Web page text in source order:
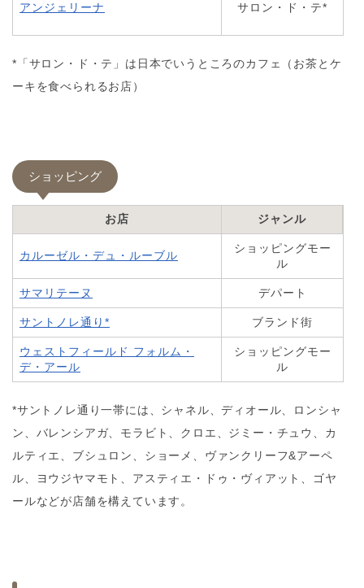
アンジェリーナ サロン・ド・テ*
*「サロン・ド・テ」は日本でいうところのカフェ（お茶とケ
ーキを食べられるお店）
ショッピング
お店 ジャンル
カルーゼル・デュ・ルーブル
ショッピングモー
ル
サマリテーヌ デパート
サントノレ通り* ブランド街
ウェストフィールド フォルム・
デ・アール
ショッピングモー
ル
*サントノレ通り一帯には、シャネル、ディオール、ロンシャ
ン、バレンシアガ、モラビト、クロエ、ジミー・チュウ、カ
ルティエ、ブシュロン、ショーメ、ヴァンクリーフ&アーペ
ル、ヨウジヤマモト、アスティエ・ドゥ・ヴィアット、ゴヤ
ールなどが店舗を構えています。